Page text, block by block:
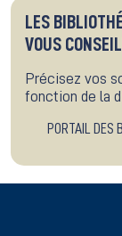
LES
VOUS
Précisez vos
fonction de la
PORTAIL DES